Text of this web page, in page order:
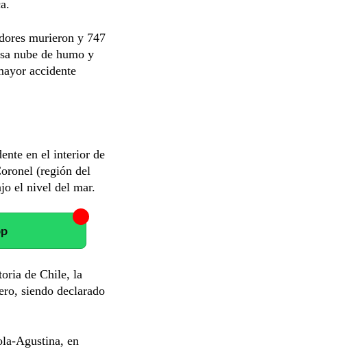
murieron y 747
nube de humo y
accidente
en el interior de
(región del
el nivel del mar.
de Chile, la
siendo declarado
Agustina, en